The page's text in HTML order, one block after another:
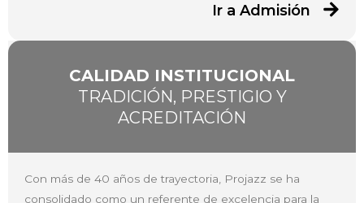
Ir a Admisión
CALIDAD INSTITUCIONAL
TRADICIÓN, PRESTIGIO Y
ACREDITACIÓN
Con más de 40 años de trayectoria, Projazz se ha
consolidado como un referente de excelencia para la